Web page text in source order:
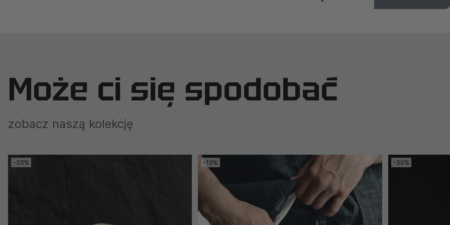
Może ci się spodobać
zobacz naszą kolekcję
-30% -10% -30%